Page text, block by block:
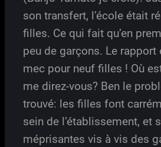
son transfert, l’école était
filles. Ce qui fait qu’en
peu de garçons. Le rapport
mec pour neuf filles ! Où
me direz-vous? Ben le
trouvé: les filles font
sein de l’établissement, et
méprisantes vis à vis des